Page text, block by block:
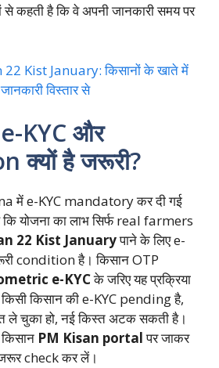
से कहती है कि वे अपनी जानकारी समय पर
22 Kist January: किसानों के खाते में
विस्तार से
KYC और
क्यों है जरूरी?
में e-KYC mandatory कर दी गई
योजना का लाभ सिर्फ real farmers
22 Kist Januaryपाने के लिए e-
condition है। किसान OTP
e-KYCके जरिए यह प्रक्रिया
किसान की e-KYC pending है,
ले चुका हो, नई किस्त अटक सकती है।
PM Kisan portalपर जाकर
check कर लें।